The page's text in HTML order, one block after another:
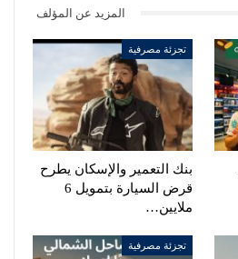
المزيد عن المؤلف
تجزئة مصرفية
بنك التعمير والإسكان يطرح
قرض السيارة بتمويل 6
ملايين…
تجزئة مصرفية